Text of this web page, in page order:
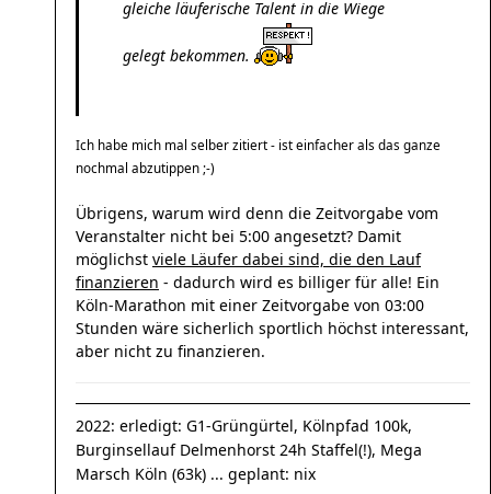
gleiche läuferische Talent in die Wiege
gelegt bekommen.
Ich habe mich mal selber zitiert - ist einfacher als das ganze
nochmal abzutippen ;-)
Übrigens, warum wird denn die Zeitvorgabe vom
Veranstalter nicht bei 5:00 angesetzt? Damit
möglichst viele Läufer dabei sind, die den Lauf
finanzieren - dadurch wird es billiger für alle! Ein
Köln-Marathon mit einer Zeitvorgabe von 03:00
Stunden wäre sicherlich sportlich höchst interessant,
aber nicht zu finanzieren.
2022: erledigt: G1-Grüngürtel, Kölnpfad 100k,
Burginsellauf Delmenhorst 24h Staffel(!), Mega
Marsch Köln (63k) ... geplant: nix